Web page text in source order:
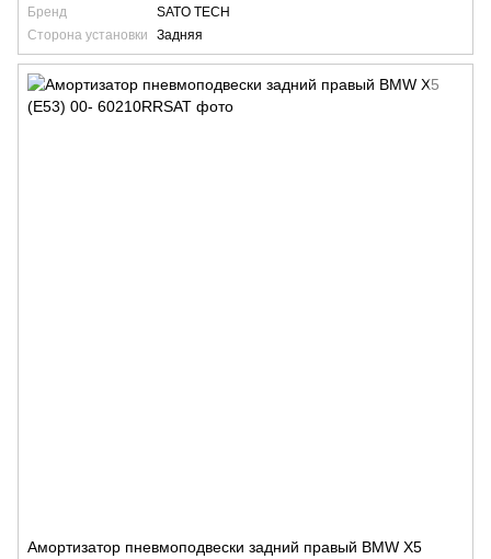
Бренд
SATO TECH
Сторона установки
Задняя
Амортизатор пневмоподвески задний правый BMW X5